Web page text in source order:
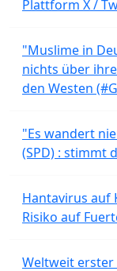
Plattform X /
"Muslime in
nichts über
den Westen
"Es wandert
(SPD) : stimmt
Hantavirus auf
Risiko auf
Weltweit erster